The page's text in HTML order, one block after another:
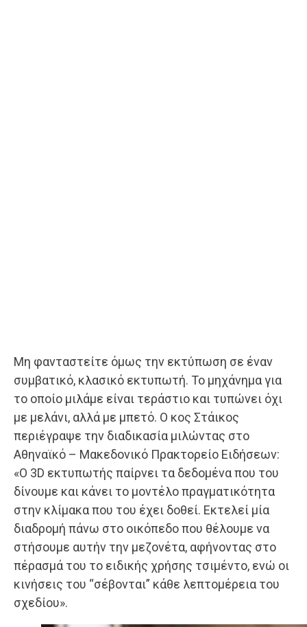
Μη φανταστείτε όμως την εκτύπωση σε έναν
συμβατικό, κλασικό εκτυπωτή. Το μηχάνημα για
το οποίο μιλάμε είναι τεράστιο και τυπώνει όχι
με μελάνι, αλλά με μπετό. Ο κος Στάικος
περιέγραψε την διαδικασία μιλώντας στο
Αθηναϊκό – Μακεδονικό Πρακτορείο Ειδήσεων:
«Ο 3D εκτυπωτής παίρνει τα δεδομένα που του
δίνουμε και κάνει το μοντέλο πραγματικότητα
στην κλίμακα που του έχει δοθεί. Εκτελεί μία
διαδρομή πάνω στο οικόπεδο που θέλουμε να
στήσουμε αυτήν την μεζονέτα, αφήνοντας στο
πέρασμά του το ειδικής χρήσης τσιμέντο, ενώ οι
κινήσεις του “σέβονται” κάθε λεπτομέρεια του
σχεδίου».